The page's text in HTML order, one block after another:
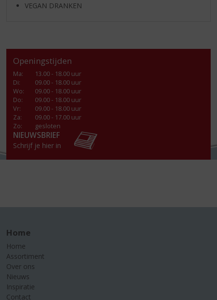
VEGAN DRANKEN
Openingstijden
Ma:
13.00 - 18.00 uur
Di:
09.00 - 18.00 uur
Wo:
09.00 - 18.00 uur
Do:
09.00 - 18.00 uur
Vr:
09.00 - 18.00 uur
Za:
09.00 - 17.00 uur
Zo:
gesloten
NIEUWSBRIEF
Schrijf je hier in
Home
Home
Assortiment
Over ons
Nieuws
Inspiratie
Contact